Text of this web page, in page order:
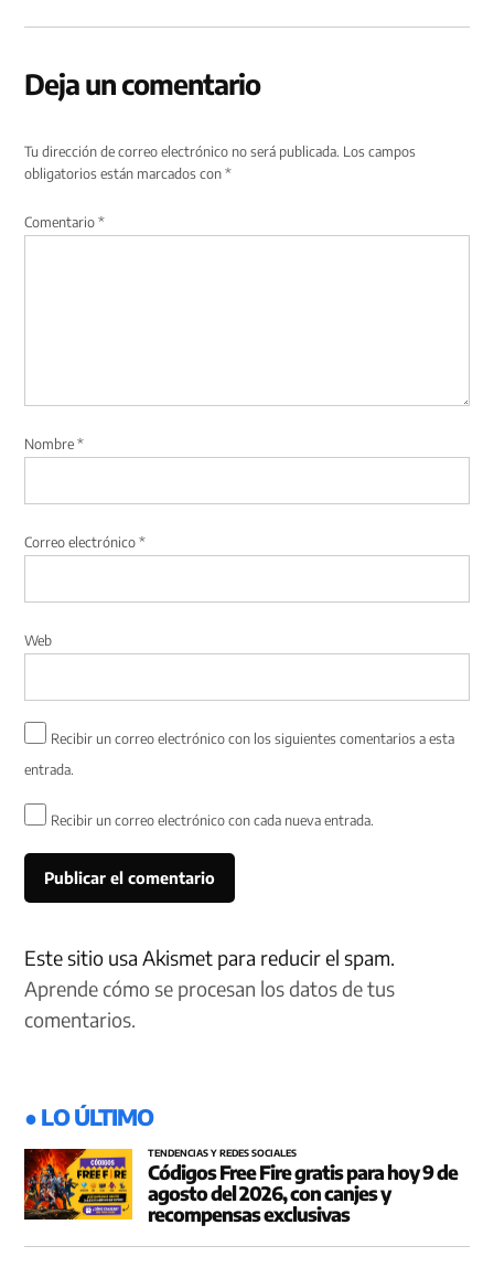
Deja un comentario
Tu dirección de correo electrónico no será publicada. Los campos
obligatorios están marcados con*
Comentario*
Nombre*
Correo electrónico*
Web
Recibir un correo electrónico con los siguientes comentarios a esta
entrada.
Recibir un correo electrónico con cada nueva entrada.
Este sitio usa Akismet para reducir el spam.
Aprende cómo se procesan los datos de tus
comentarios.
● LO ÚLTIMO
TENDENCIAS Y REDES SOCIALES
Códigos Free Fire gratis para hoy 9 de
agosto del 2026, con canjes y
recompensas exclusivas